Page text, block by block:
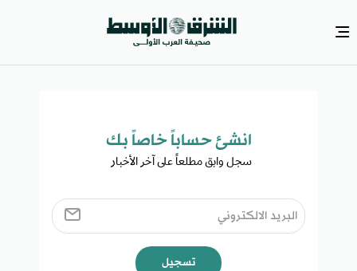
انشئ حساباً خاصاً بك​
سجل وابق مطلعاً على آخر الأخبار ​
تسجيل